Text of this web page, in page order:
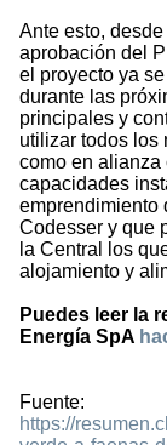
Ante esto,
aprobación del
el proyecto ya
durante las
principales y
utilizar todos los
como en
capacidades
emprendimiento
Codesser y que
la Central los
alojamiento y
Puedes leer la
Energía SpA
Fuente:
https://